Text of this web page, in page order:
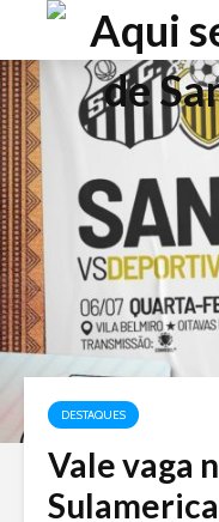
DESTAQUES
Vale vaga